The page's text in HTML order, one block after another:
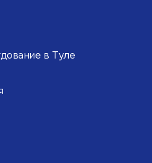
в Туле